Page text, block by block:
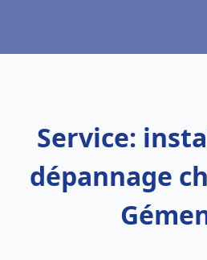
Service:
dépannage